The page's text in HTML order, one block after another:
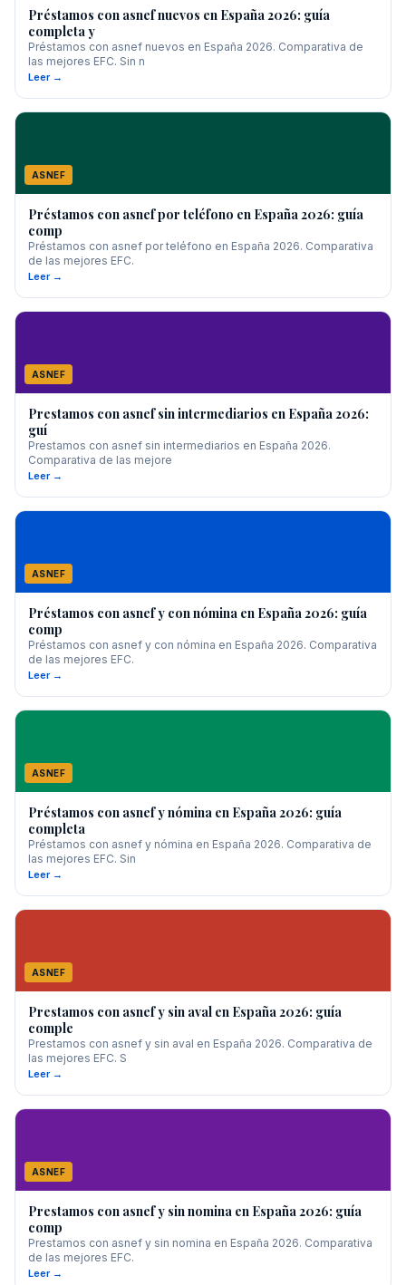
Préstamos con asnef nuevos en España 2026: guía
completa y
Préstamos con asnef nuevos en España 2026. Comparativa de
las mejores EFC. Sin n
Leer →
ASNEF
Préstamos con asnef por teléfono en España 2026: guía
comp
Préstamos con asnef por teléfono en España 2026. Comparativa
de las mejores EFC.
Leer →
ASNEF
Prestamos con asnef sin intermediarios en España 2026:
guí
Prestamos con asnef sin intermediarios en España 2026.
Comparativa de las mejore
Leer →
ASNEF
Préstamos con asnef y con nómina en España 2026: guía
comp
Préstamos con asnef y con nómina en España 2026. Comparativa
de las mejores EFC.
Leer →
ASNEF
Préstamos con asnef y nómina en España 2026: guía
completa
Préstamos con asnef y nómina en España 2026. Comparativa de
las mejores EFC. Sin
Leer →
ASNEF
Prestamos con asnef y sin aval en España 2026: guía
comple
Prestamos con asnef y sin aval en España 2026. Comparativa de
las mejores EFC. S
Leer →
ASNEF
Prestamos con asnef y sin nomina en España 2026: guía
comp
Prestamos con asnef y sin nomina en España 2026. Comparativa
de las mejores EFC.
Leer →